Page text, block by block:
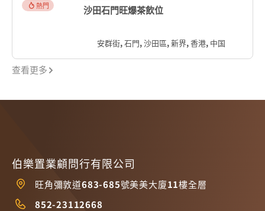
查看更多
熱門
沙田石門旺爆茶飲位
安群街, 石門, 沙田區, 新界, 香港, 中国
伯樂置業顧問行有限公司
旺角彌敦道683-685號美美大廈11樓全層
852-23112668